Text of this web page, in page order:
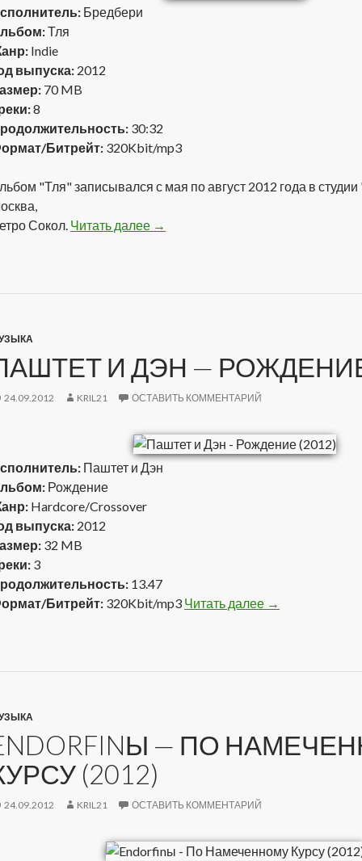
Бредбери
Тля
Indie
выпуска: 2012
70 MB
8
30:32
Битрейт: 320Kbit/mp3
"Тля" записывался с мая по август 2012 года в
Сокол. Читать далее Бредбери — Тля (2012)
→
И ДЭН —
24.09.2012 KRIL21 ОСТАВИТЬ КОММЕНТАРИЙ
Паштет и Дэн
Рождение
Hardcore/Crossover
выпуска: 2012
32 MB
3
13.47
Битрейт: 320Kbit/mp3 Читать далее Паштет и Дэн —
→
— ПО
(2012)
24.09.2012 KRIL21 ОСТАВИТЬ КОММЕНТАРИЙ